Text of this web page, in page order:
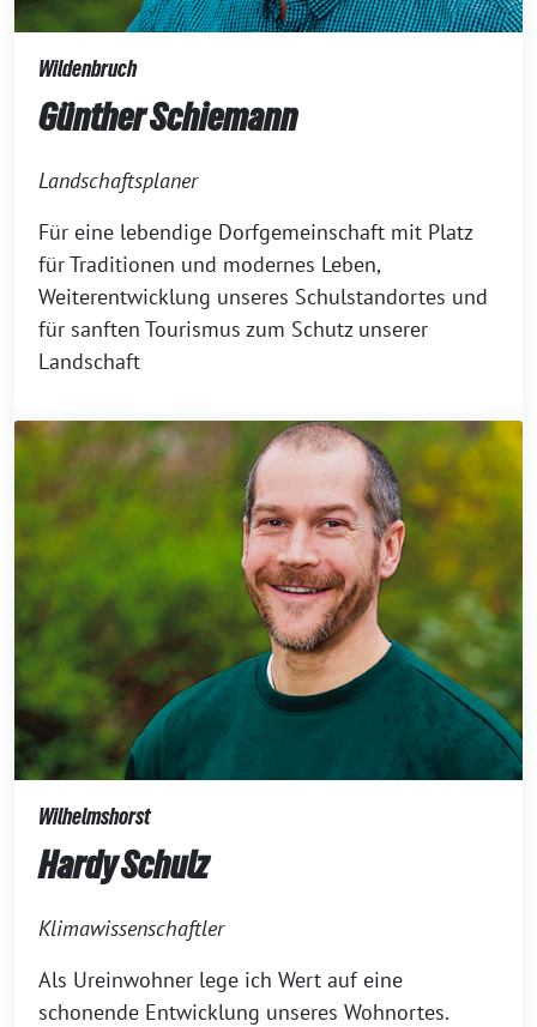
Wildenbruch
Günther Schiemann
Landschaftsplaner
Für eine lebendige Dorfgemeinschaft mit Platz
für Traditionen und modernes Leben,
Weiterentwicklung unseres Schulstand­ortes und
für sanften Tourismus zum Schutz unserer
Landschaft
Wilhelmshorst
Hardy Schulz
Klimawissenschaftler
Als Ureinwohner lege ich Wert auf eine
schonende Entwicklung unseres Wohnortes.